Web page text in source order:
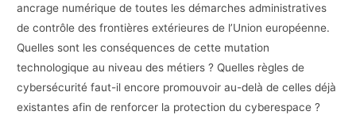
ancrage numérique de toutes les démarches administratives
de contrôle des frontières extérieures de l’Union européenne.
Quelles sont les conséquences de cette mutation
technologique au niveau des métiers ? Quelles règles de
cybersécurité faut-il encore promouvoir au-delà de celles déjà
existantes afin de renforcer la protection du cyberespace ?